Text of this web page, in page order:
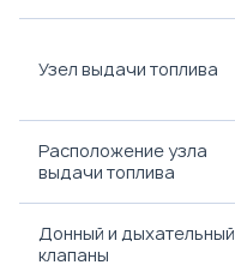
Узел выдачи топлива
Расположение узла
выдачи топлива
Донный и дыхательный
клапаны